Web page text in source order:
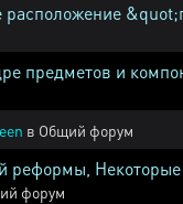
расположение
предметов и
в Общий форум
реформы, Некоторые
форум